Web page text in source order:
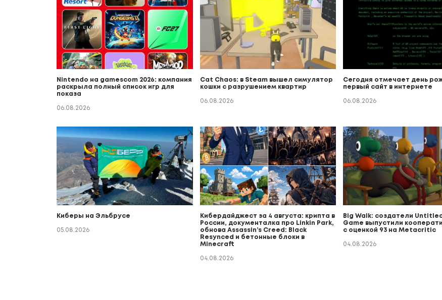
Nintendo на gamescom 2026: компания
раскрыла полный список игр для
показа
06.08.2026
Cat Chaos: в Steam вышел симулятор
кошки с разрушением квартир
06.08.2026
Сегодня отмечает день
первый сайт в интернете
06.08.2026
Киберы на Эльбрусе
05.08.2026
Кибердайджест за 4 августа: крипта в
России, документалка про Linkin Park,
обнова Assassin’s Creed: Black
Resynced и бетонные блоки в
Minecraft
04.08.2026
Big Walk: создатели
Game выпустили
с оценкой 93 на Metacritic
04.08.2026